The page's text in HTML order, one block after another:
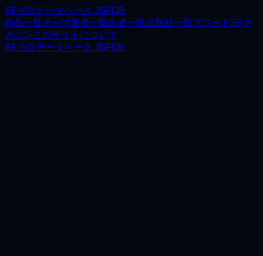
SF小説データベース JSFDB
作品一覧テーマ著者一覧訳者一覧出版社一覧アワードSFマ
ガジンこのサイトについて
SF小説データベース JSFDB